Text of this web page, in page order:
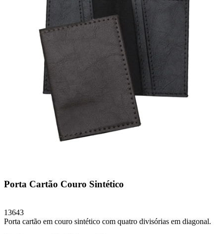
Porta Cartão Couro Sintético
13643
Porta cartão em couro sintético com quatro divisórias em diagonal.